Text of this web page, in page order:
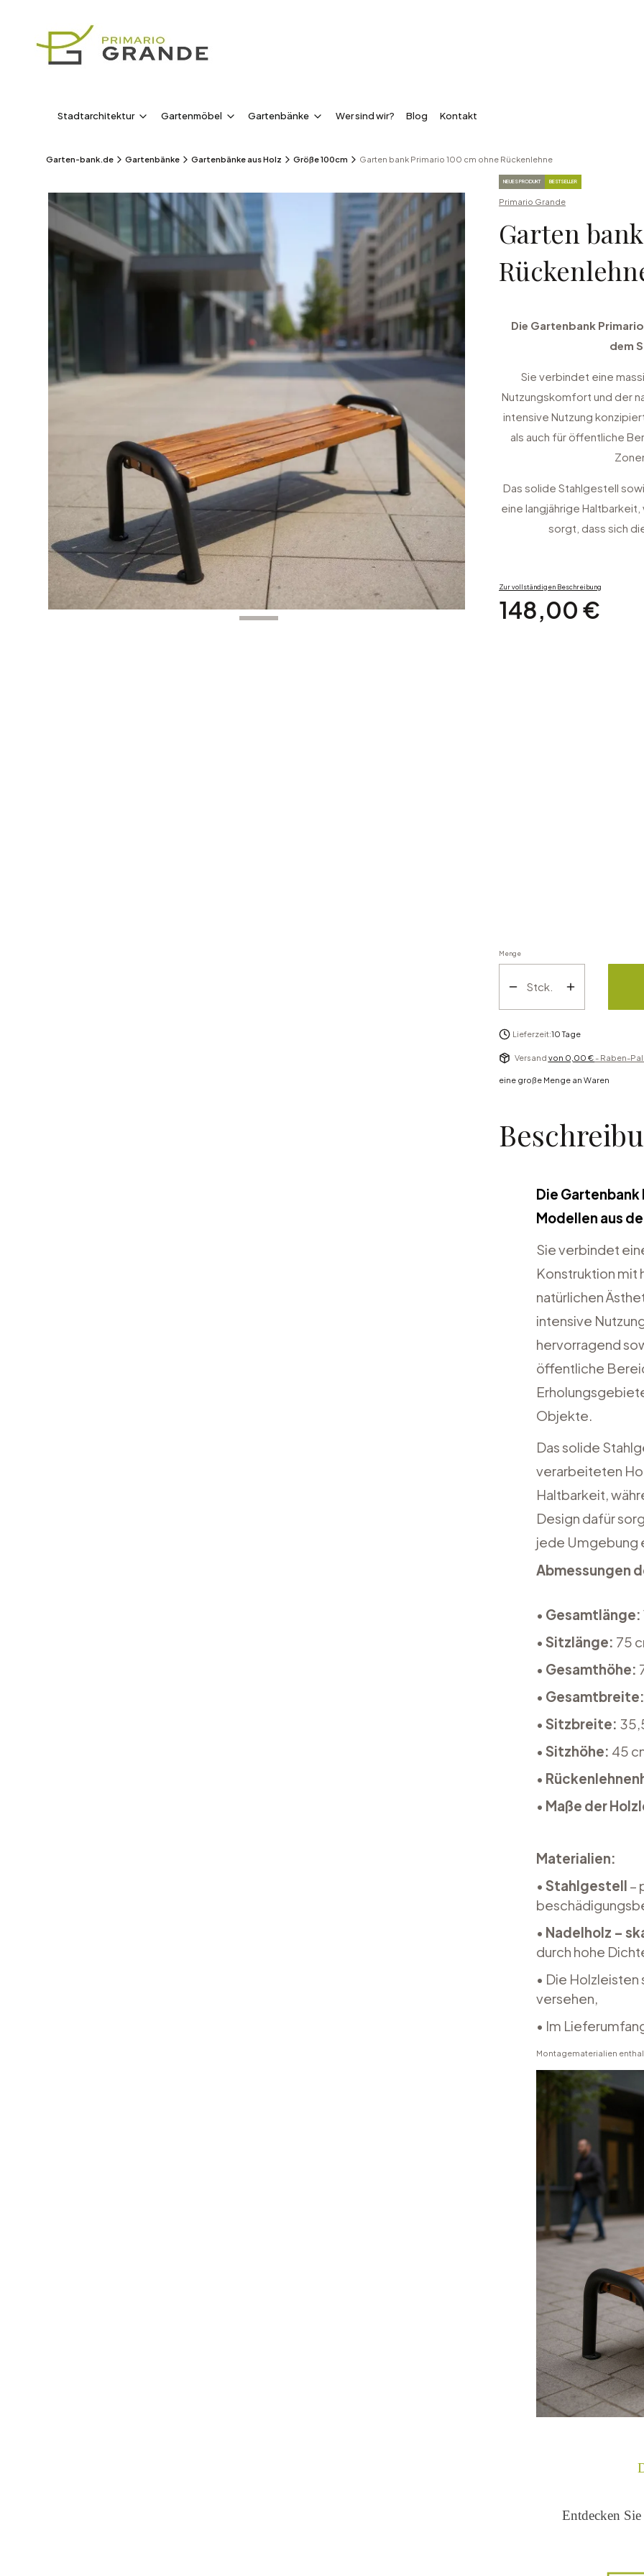
Stadtarchitektur Gartenmöbel Gartenbänke Wer sind wir? Blog Kontakt
Garten-bank.de Gartenbänke Gartenbänke aus Holz Größe 100cm Garten bank Primario 100 cm ohne Rückenlehne
Product tagsBESTSELLER
NEUES PRODUKT
Primario Grande
Garten
Die Gartenbank
dem
Sie verbindet eine
Nutzungskomfort und der
intensive Nutzung
als auch für öffentliche
Das solide Stahlgestell
eine langjährige
sorgt, dass sich
Zur vollständigen Beschreibung
Preis
148,00 €
Menge
Stck.
Lieferzeit:10 Tage
Versand von 0,00 €- Raben-
eine große Menge an Waren
Die
Modellen aus
Sie verbindet
Konstruktion mit
natürlichen
intensive
hervorragend
öffentliche
Objekte.
Das solide
verarbeiteten
Haltbarkeit,
Design dafür
jede Umgebung
Abmessungen
• Gesamtlänge:
• Sitzlänge: 75
• Gesamthöhe:
• Gesamtbreite:
• Sitzbreite:
• Sitzhöhe: 45
•
• Maße der
Materialien:
• Stahlgestell –
• Nadelholz –
durch hohe
• Die
versehen,
• Im
Montagematerialien
Entdecken